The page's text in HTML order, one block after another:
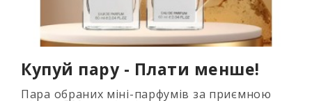
Купуй пару - Плати менше!
Пара обраних міні-парфумів за приємною